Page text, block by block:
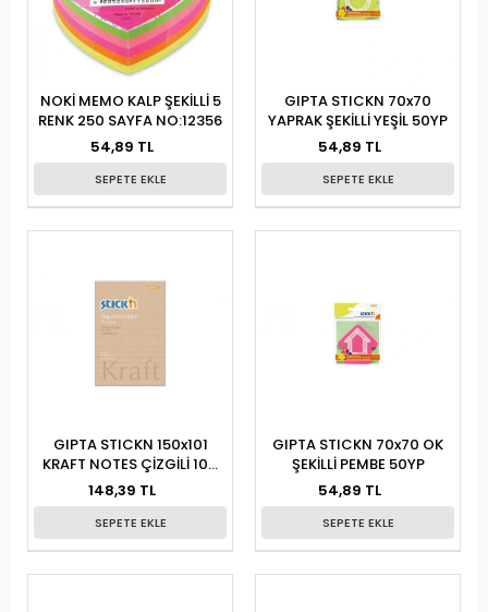
NOKİ MEMO KALP ŞEKİLLİ 5
RENK 250 SAYFA NO:12356
54,89 TL
SEPETE EKLE
GIPTA STICKN 70x70
YAPRAK ŞEKİLLİ YEŞİL 50YP
54,89 TL
SEPETE EKLE
GIPTA STICKN 150x101
KRAFT NOTES ÇİZGİLİ 100
YP
148,39 TL
SEPETE EKLE
GIPTA STICKN 70x70 OK
ŞEKİLLİ PEMBE 50YP
54,89 TL
SEPETE EKLE